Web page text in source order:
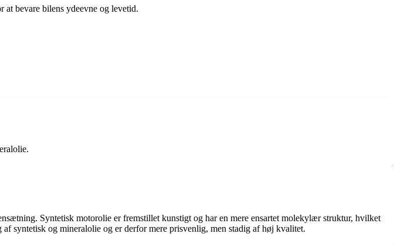
bevare bilens ydeevne og levetid.
Syntetisk motorolie er fremstillet kunstigt og har en mere ensartet molekylær struktur, hvilket
syntetisk og mineralolie og er derfor mere prisvenlig, men stadig af høj kvalitet.